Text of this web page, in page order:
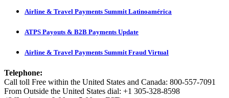
Airline & Travel Payments Summit Latinoamérica
ATPS Payouts & B2B Payments Update
Airline & Travel Payments Summit Fraud Virtual
Telephone:
Call toll Free within the United States and Canada: 800-557-7091
From Outside the United States dial: +1 305-328-8598